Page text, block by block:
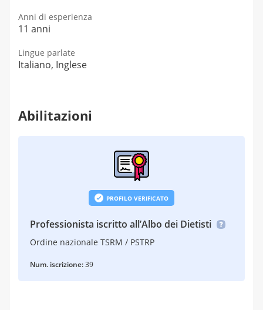
Anni di esperienza
11 anni
Lingue parlate
Italiano, Inglese
Abilitazioni
PROFILO VERIFICATO
Professionista iscritto all’Albo dei Dietisti
Ordine nazionale TSRM / PSTRP
Num. iscrizione:39